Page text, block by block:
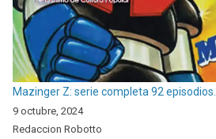
Mazinger Z: serie completa 92 episodios.
9 octubre, 2024
Redaccion Robotto